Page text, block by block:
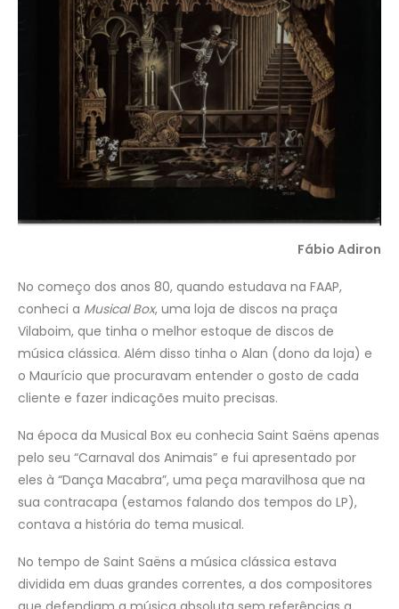
Fábio Adiron
No começo dos anos 80, quando estudava na FAAP,
conheci a Musical Box, uma loja de discos na praça
Vilaboim, que tinha o melhor estoque de discos de
música clássica. Além disso tinha o Alan (dono da loja) e
o Maurício que procuravam entender o gosto de cada
cliente e fazer indicações muito precisas.
Na época da Musical Box eu conhecia Saint Saëns apenas
pelo seu “Carnaval dos Animais” e fui apresentado por
eles à “Dança Macabra”, uma peça maravilhosa que na
sua contracapa (estamos falando dos tempos do LP),
contava a história do tema musical.
No tempo de Saint Saëns a música clássica estava
dividida em duas grandes correntes, a dos compositores